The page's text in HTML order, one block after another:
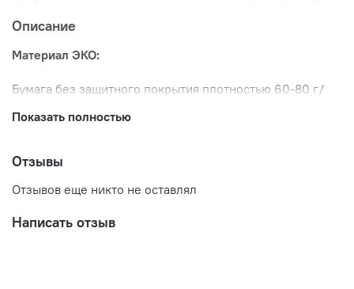
Описание
Материал ЭКО:
Бумага без защитного покрытия плотностью 60-80 г/
кв.м, применяется, когда не требуется хранение и
термоэтикетки отличаются высокой контрастностью
в рулоны. Печать на таких этикетках осуществляется
Показать полностью
Отзывы
Отзывов еще никто не оставлял
Написать отзыв